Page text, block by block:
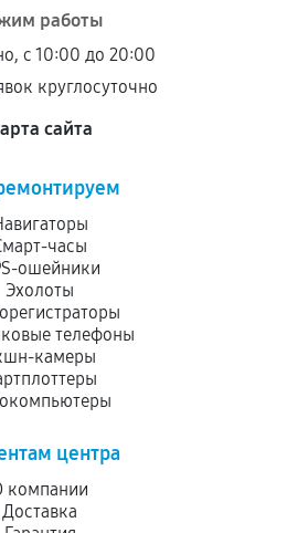
сами комплектующие
сторонних деталей
не несет.
работы
с 10:00 до 20:00
круглосуточно
сайта
часы
ошейники
Эхолоты
телефоны
камеры
центра
компании
Доставка